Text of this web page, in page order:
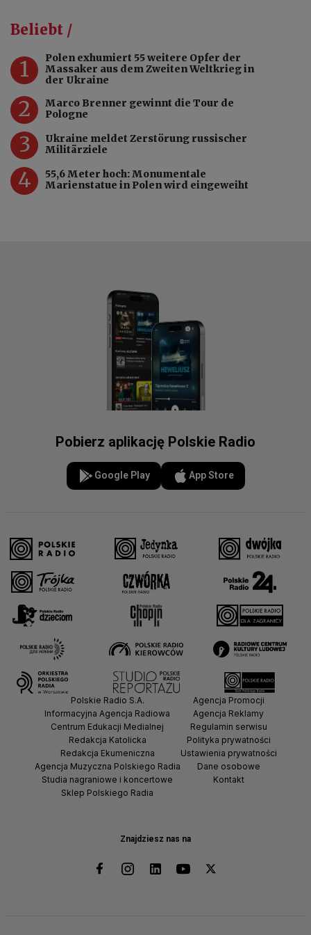
Beliebt /
1
Polen exhumiert 55 weitere Opfer der
Massaker aus dem Zweiten Weltkrieg in
der Ukraine
2
Marco Brenner gewinnt die Tour de
Pologne
3
Ukraine meldet Zerstörung russischer
Militärziele
4
55,6 Meter hoch: Monumentale
Marienstatue in Polen wird eingeweiht
Pobierz aplikację Polskie Radio
Google Play App Store
Znajdziesz nas na
Polskie Radio S.A.
Informacyjna Agencja Radiowa
Centrum Edukacji Medialnej
Redakcja Katolicka
Redakcja Ekumeniczna
Agencja Muzyczna Polskiego Radia
Studia nagraniowe i koncertowe
Sklep Polskiego Radia
Agencja Promocji
Agencja Reklamy
Regulamin serwisu
Polityka prywatności
Ustawienia prywatności
Dane osobowe
Kontakt